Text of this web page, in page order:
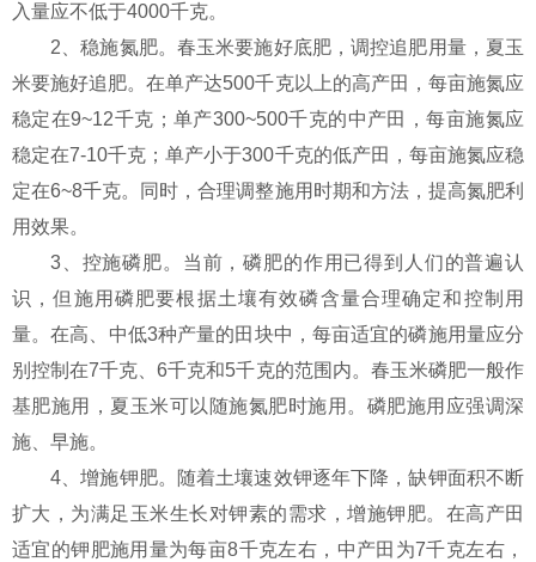
入量应不低于4000千克。
2、稳施氮肥。春玉米要施好底肥，调控追肥用量，夏玉
米要施好追肥。在单产达500千克以上的高产田，每亩施氮应
稳定在9~12千克；单产300~500千克的中产田，每亩施氮应
稳定在7-10千克；单产小于300千克的低产田，每亩施氮应稳
定在6~8千克。同时，合理调整施用时期和方法，提高氮肥利
用效果。
3、控施磷肥。当前，磷肥的作用已得到人们的普遍认
识，但施用磷肥要根据土壤有效磷含量合理确定和控制用
量。在高、中低3种产量的田块中，每亩适宜的磷施用量应分
别控制在7千克、6千克和5千克的范围内。春玉米磷肥一般作
基肥施用，夏玉米可以随施氮肥时施用。磷肥施用应强调深
施、早施。
4、增施钾肥。随着土壤速效钾逐年下降，缺钾面积不断
扩大，为满足玉米生长对钾素的需求，增施钾肥。在高产田
适宜的钾肥施用量为每亩8千克左右，中产田为7千克左右，